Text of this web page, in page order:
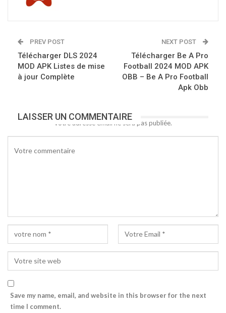
PREV POST
Télécharger DLS 2024
MOD APK Listes de mise
à jour Complète
NEXT POST
Télécharger Be A Pro
Football 2024 MOD APK
OBB – Be A Pro Football
Apk Obb
LAISSER UN COMMENTAIRE
Votre adresse email ne sera pas publiée.
Save my name, email, and website in this browser for the next
time I comment.